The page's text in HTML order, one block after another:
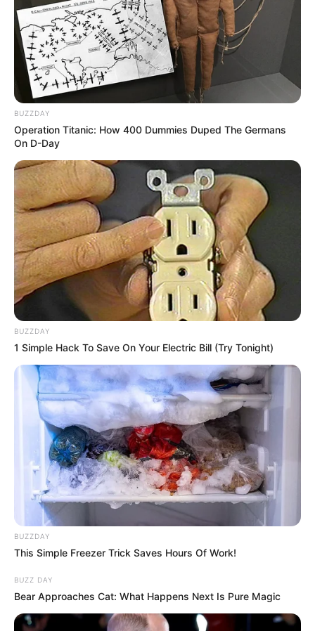
BUZZDAY
Operation Titanic: How 400 Dummies Duped The Germans
On D-Day
BUZZDAY
1 Simple Hack To Save On Your Electric Bill (Try Tonight)
BUZZDAY
This Simple Freezer Trick Saves Hours Of Work!
BUZZ DAY
Bear Approaches Cat: What Happens Next Is Pure Magic